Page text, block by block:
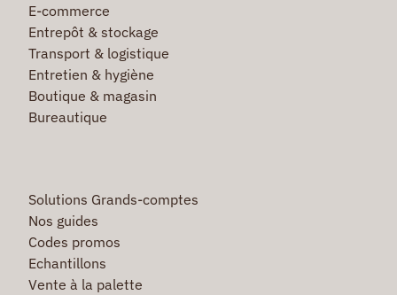
E-commerce
Entrepôt & stockage
Transport & logistique
Entretien & hygiène
Boutique & magasin
Bureautique
Solutions Grands-comptes
Nos guides
Codes promos
Echantillons
Vente à la palette